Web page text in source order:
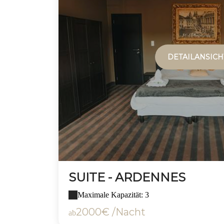
SUITE - ARDENNES
Maximale Kapazität: 3
ab2000€ /Nacht